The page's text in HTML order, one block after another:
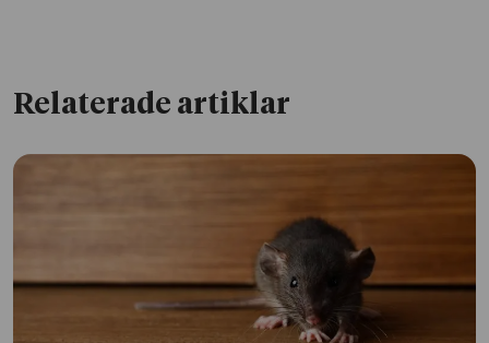
Relaterade artiklar